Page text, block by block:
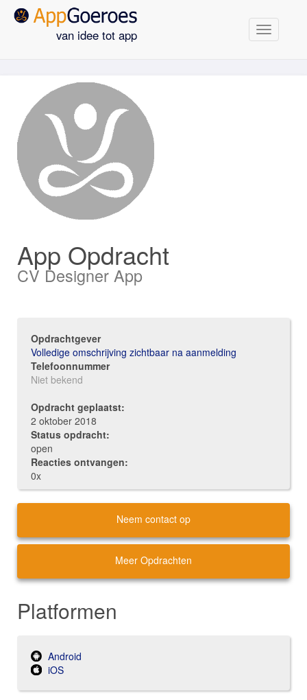
van idee tot app Navigatie
App Opdracht
CV Designer App
Opdrachtgever
Volledige omschrijving zichtbaar na aanmelding
Telefoonnummer
Niet bekend
Opdracht geplaatst:
2 oktober 2018
Status opdracht:
open
Reacties ontvangen:
0x
Neem contact op
Meer Opdrachten
Platformen
Android
iOS